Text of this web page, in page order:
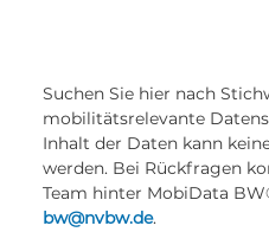
Suchen Sie hier nach
mobilitätsrelevante
Inhalt der Daten kann
werden. Bei Rückfragen
Team hinter MobiData
bw@nvbw.de.